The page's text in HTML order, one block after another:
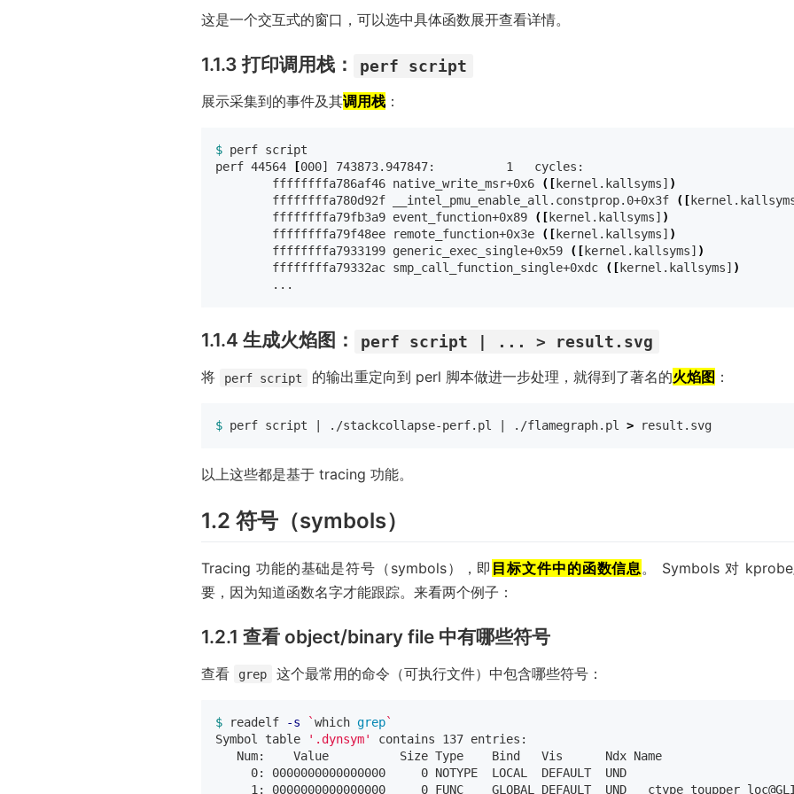
这是一个交互式的窗口，可以选中具体函数展开查看详情。
1.1.3 打印调用栈：
perf script
展示采集到的事件及其调用栈 ：
$ perf script
perf 44564
[000] 743873.947847:          1   cycles:
        ffffffffa786af46 native_write_msr+0x6
([ kernel.kallsyms] )
        ffffffffa780d92f __intel_pmu_enable_all.constprop.0+0x3f
([
        ffffffffa79fb3a9 event_function+0x89
([ kernel.kallsyms] )
        ffffffffa79f48ee remote_function+0x3e
([ kernel.kallsyms] )
        ffffffffa7933199 generic_exec_single+0x59
([ kernel.kallsyms] )
        ffffffffa79332ac smp_call_function_single+0xdc
([ kernel.kallsyms] )
1.1.4 生成火焰图：
perf script | ... > result.svg
将
perf script 的输出重定向到 perl 脚本做进一步处理，就得到了著名的火焰图 ：
$ perf script | ./stackcollapse-perf.pl | ./flamegraph.pl >
以上这些都是基于 tracing 功能。
1.2 符号（symbols）
Tracing 功能的基础是符号（symbols），即 目标文件中的函数信息 。 Symbols 对
要，因为知道函数名字才能跟踪。来看两个例子：
1.2.1 查看 object/binary file 中有哪些符号
查看 grep 这个最常用的命令（可执行文件）中包含哪些符号：
$ readelf -s `which grep`
Symbol table
'.dynsym'
contains 137 entries:
   Num:    Value          Size Type    Bind   Vis      Ndx Name
     0: 0000000000000000     0 NOTYPE  LOCAL  DEFAULT  UND
1: 0000000000000000     0 FUNC    GLOBAL DEFAULT  UND